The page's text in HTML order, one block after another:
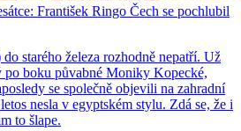
František Ringo Čech se pochlubil
starého železa rozhodně nepatří. Už
po boku půvabné Moniky Kopecké,
se společně objevili na zahradní
nesla v egyptském stylu. Zdá se, že i
to šlape.